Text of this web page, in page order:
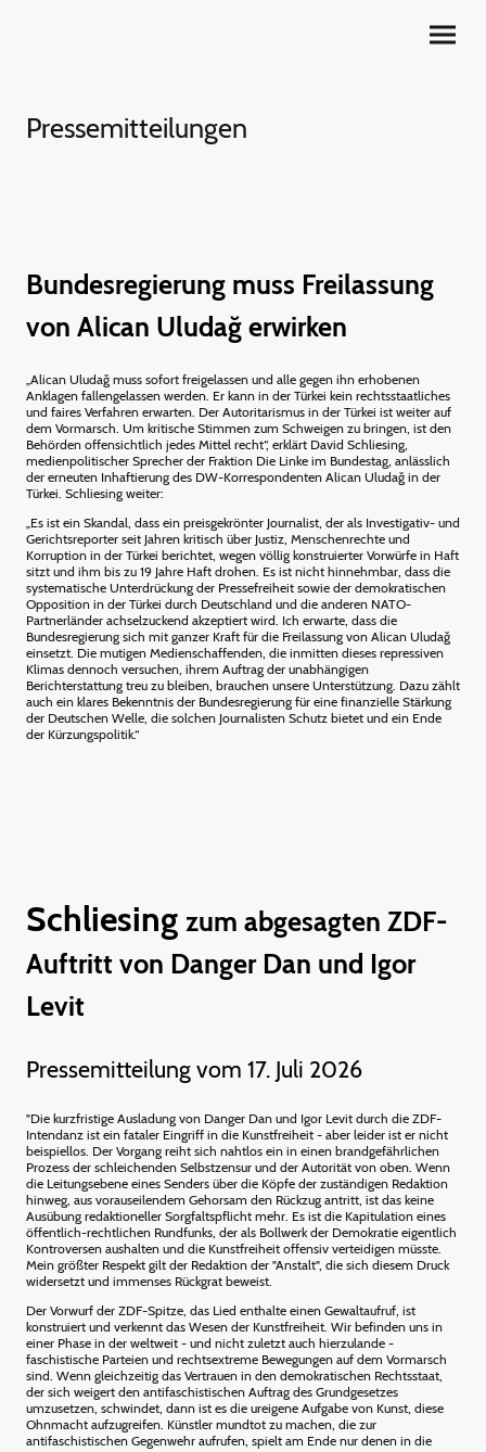
Pressemitteilungen
Bundesregierung muss Freilassung
von Alican Uludağ erwirken
„Alican Uludağ muss sofort freigelassen und alle gegen ihn erhobenen
Anklagen fallengelassen werden. Er kann in der Türkei kein rechtsstaatliches
und faires Verfahren erwarten. Der Autoritarismus in der Türkei ist weiter auf
dem Vormarsch. Um kritische Stimmen zum Schweigen zu bringen, ist den
Behörden offensichtlich jedes Mittel recht“, erklärt David Schliesing,
medienpolitischer Sprecher der Fraktion Die Linke im Bundestag, anlässlich
der erneuten Inhaftierung des DW-Korrespondenten Alican Uludağ in der
Türkei. Schliesing weiter:
„Es ist ein Skandal, dass ein preisgekrönter Journalist, der als Investigativ- und
Gerichtsreporter seit Jahren kritisch über Justiz, Menschenrechte und
Korruption in der Türkei berichtet, wegen völlig konstruierter Vorwürfe in Haft
sitzt und ihm bis zu 19 Jahre Haft drohen. Es ist nicht hinnehmbar, dass die
systematische Unterdrückung der Pressefreiheit sowie der demokratischen
Opposition in der Türkei durch Deutschland und die anderen NATO-
Partnerländer achselzuckend akzeptiert wird. Ich erwarte, dass die
Bundesregierung sich mit ganzer Kraft für die Freilassung von Alican Uludağ
einsetzt. Die mutigen Medienschaffenden, die inmitten dieses repressiven
Klimas dennoch versuchen, ihrem Auftrag der unabhängigen
Berichterstattung treu zu bleiben, brauchen unsere Unterstützung. Dazu zählt
auch ein klares Bekenntnis der Bundesregierung für eine finanzielle Stärkung
der Deutschen Welle, die solchen Journalisten Schutz bietet und ein Ende
der Kürzungspolitik.“
Schliesing zum abgesagten ZDF-
Auftritt von Danger Dan und Igor
Levit
Pressemitteilung vom 17. Juli 2026
"Die kurzfristige Ausladung von Danger Dan und Igor Levit durch die ZDF-
Intendanz ist ein fataler Eingriff in die Kunstfreiheit - aber leider ist er nicht
beispiellos. Der Vorgang reiht sich nahtlos ein in einen brandgefährlichen
Prozess der schleichenden Selbstzensur und der Autorität von oben. Wenn
die Leitungsebene eines Senders über die Köpfe der zuständigen Redaktion
hinweg, aus vorauseilendem Gehorsam den Rückzug antritt, ist das keine
Ausübung redaktioneller Sorgfaltspflicht mehr. Es ist die Kapitulation eines
öffentlich-rechtlichen Rundfunks, der als Bollwerk der Demokratie eigentlich
Kontroversen aushalten und die Kunstfreiheit offensiv verteidigen müsste.
Mein größter Respekt gilt der Redaktion der "Anstalt", die sich diesem Druck
widersetzt und immenses Rückgrat beweist.
Der Vorwurf der ZDF-Spitze, das Lied enthalte einen Gewaltaufruf, ist
konstruiert und verkennt das Wesen der Kunstfreiheit. Wir befinden uns in
einer Phase in der weltweit - und nicht zuletzt auch hierzulande -
faschistische Parteien und rechtsextreme Bewegungen auf dem Vormarsch
sind. Wenn gleichzeitig das Vertrauen in den demokratischen Rechtsstaat,
der sich weigert den antifaschistischen Auftrag des Grundgesetzes
umzusetzen, schwindet, dann ist es die ureigene Aufgabe von Kunst, diese
Ohnmacht aufzugreifen. Künstler mundtot zu machen, die zur
antifaschistischen Gegenwehr aufrufen, spielt am Ende nur denen in die